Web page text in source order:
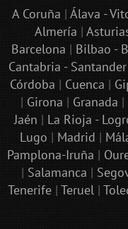
A Coruña | Álava -
Almería |
Barcelona | Bilbao -
Cantabria - Santander
Córdoba | Cuenca |
| Girona | Granada |
Jaén | La Rioja -
Lugo | Madrid |
Pamplona-Iruña |
| Salamanca |
Tenerife| Teruel|